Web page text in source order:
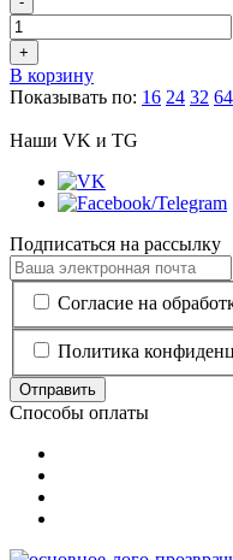
+
В корзину
Показывать по: 16 24 32 64
Наши VK и TG
Подписаться на рассылку
Согласие на
Политика
Отправить
Способы оплаты